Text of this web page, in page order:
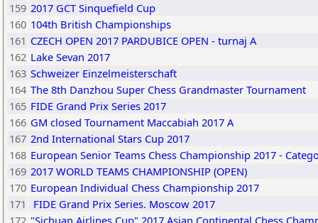
159 2017 GCT Sinquefield Cup
160 104th British Championships
161 CZECH OPEN 2017 PARDUBICE OPEN - turnaj A
162 Lake Sevan 2017
163 Schweizer Einzelmeisterschaft
164 The 8th Danzhou Super Chess Grandmaster Tournament
165 FIDE Grand Prix Series 2017
166 GM closed Tournament Maccabiah 2017 A
167 2nd International Stars Cup 2017
168 European Senior Teams Chess Championship 2017 -
169 2017 WORLD TEAMS CHAMPIONSHIP (OPEN)
170 European Individual Chess Championship 2017
171
FIDE Grand Prix Series. Moscow 2017